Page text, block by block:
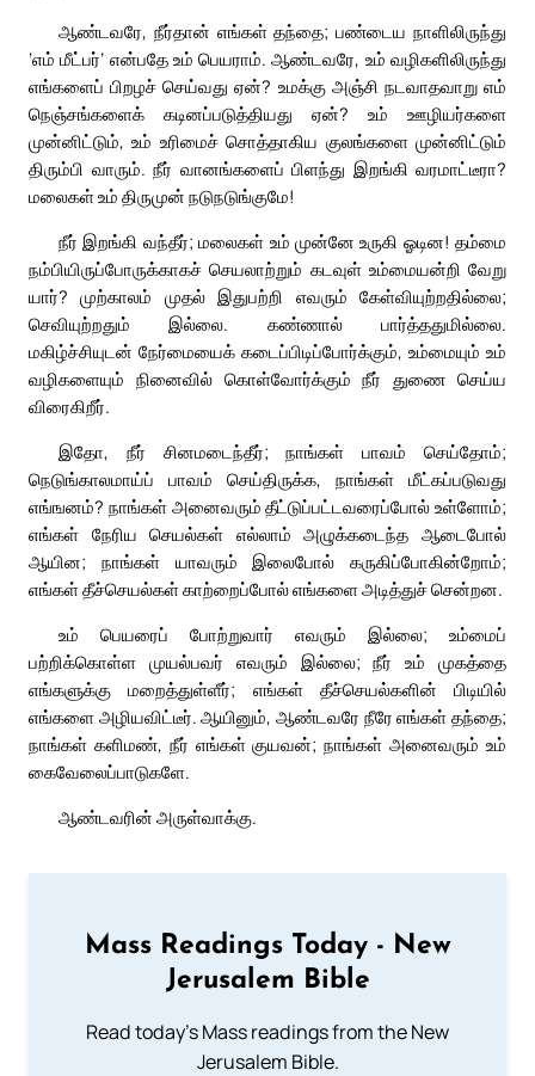
ஆண்டவரே, நீர்தான் எங்கள் தந்தை; பண்டைய நாளிலிருந்து
‘எம் மீட்பர்’ என்பதே உம் பெயராம். ஆண்டவரே, உம் வழிகளிலிருந்து
எங்களைப் பிறழச் செய்வது ஏன்? உமக்கு அஞ்சி நடவாதவாறு எம்
நெஞ்சங்களைக் கடினப்படுத்தியது ஏன்? உம் ஊழியர்களை
முன்னிட்டும், உம் உரிமைச் சொத்தாகிய குலங்களை முன்னிட்டும்
திரும்பி வாரும். நீர் வானங்களைப் பிளந்து இறங்கி வரமாட்டீரா?
மலைகள் உம் திருமுன் நடுநடுங்குமே!
நீர் இறங்கி வந்தீர்; மலைகள் உம் முன்னே உருகி ஓடின! தம்மை
நம்பியிருப்போருக்காகச் செயலாற்றும் கடவுள் உம்மையன்றி வேறு
யார்? முற்காலம் முதல் இதுபற்றி எவரும் கேள்வியுற்றதில்லை;
செவியுற்றதும் இல்லை. கண்ணால் பார்த்ததுமில்லை.
மகிழ்ச்சியுடன் நேர்மையைக் கடைப்பிடிப்போர்க்கும், உம்மையும் உம்
வழிகளையும் நினைவில் கொள்வோர்க்கும் நீர் துணை செய்ய
விரைகிறீர்.
இதோ, நீர் சினமடைந்தீர்; நாங்கள் பாவம் செய்தோம்;
நெடுங்காலமாய்ப் பாவம் செய்திருக்க, நாங்கள் மீட்கப்படுவது
எங்ஙனம்? நாங்கள் அனைவரும் தீட்டுப்பட்டவரைப்போல் உள்ளோம்;
எங்கள் நேரிய செயல்கள் எல்லாம் அழுக்கடைந்த ஆடைபோல்
ஆயின; நாங்கள் யாவரும் இலைபோல் கருகிப்போகின்றோம்;
எங்கள் தீச்செயல்கள் காற்றைப்போல் எங்களை அடித்துச் சென்றன.
உம் பெயரைப் போற்றுவார் எவரும் இல்லை; உம்மைப்
பற்றிக்கொள்ள முயல்பவர் எவரும் இல்லை; நீர் உம் முகத்தை
எங்களுக்கு மறைத்துள்ளீர்; எங்கள் தீச்செயல்களின் பிடியில்
எங்களை அழியவிட்டீர். ஆயினும், ஆண்டவரே நீரே எங்கள் தந்தை;
நாங்கள் களிமண், நீர் எங்கள் குயவன்; நாங்கள் அனைவரும் உம்
கைவேலைப்பாடுகளே.
ஆண்டவரின் அருள்வாக்கு.
Mass Readings Today - New
Jerusalem Bible
Read today's Mass readings from the New
Jerusalem Bible.